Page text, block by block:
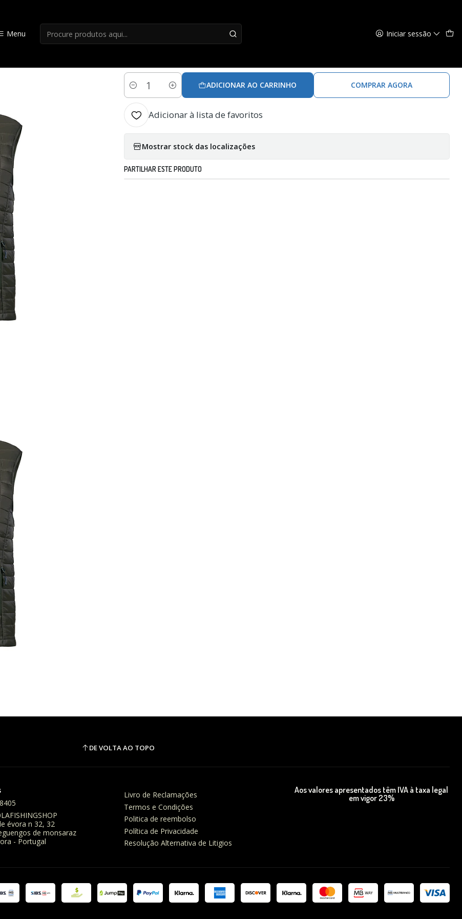
Menu Iniciar sessão
|
Quantidade
ADICIONAR AO CARRINHO COMPRAR AGORA
Adicionar à lista de favoritos
Mostrar stock das localizações
PARTILHAR ESTE PRODUTO
DE VOLTA AO TOPO
évora n 32, 32
de monsaraz
- Portugal
Livro de Reclamações
Termos e Condições
Politica de reembolso
Política de Privacidade
Resolução Alternativa de Litigios
Aos valores apresentados têm IVA à taxa legal
em vigor 23%